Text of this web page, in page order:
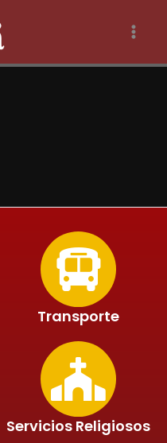
Transporte
Servicios Religiosos